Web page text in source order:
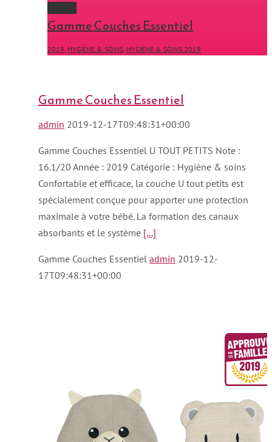
Gamme Couches Essentiel
2019, HYGIENE & SOINS, HYGIENE & SOINS 2019
Gamme Couches Essentiel
admin 2019-12-17T09:48:31+00:00
Gamme Couches Essentiel U TOUT PETITS Note :
16.1/20 Année : 2019 Catégorie : Hygiène & soins
Confortable et efficace, la couche U tout petits est
spécialement conçue pour apporter une protection
maximale à votre bébé. La formation des canaux
absorbants et le système [...]
Gamme Couches Essentiel admin 2019-12-
17T09:48:31+00:00